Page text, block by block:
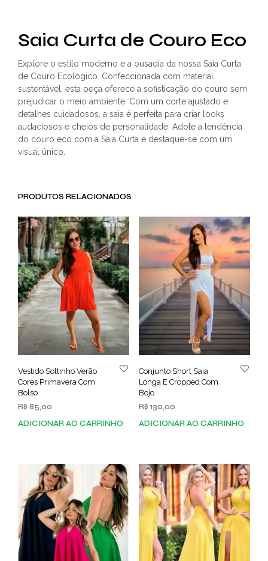
Saia Curta de Couro Eco
Explore o estilo moderno e a ousadia da nossa Saia Curta
de Couro Ecológico. Confeccionada com material
sustentável, esta peça oferece a sofisticação do couro sem
prejudicar o meio ambiente. Com um corte ajustado e
detalhes cuidadosos, a saia é perfeita para criar looks
audaciosos e cheios de personalidade. Adote a tendência
do couro eco com a Saia Curta e destaque-se com um
visual único.
PRODUTOS RELACIONADOS
Vestido Soltinho Verão
Cores Primavera Com
Bolso
R$ 85,00
ADICIONAR AO CARRINHO
Conjunto Short Saia
Longa E Cropped Com
Bojo
R$ 130,00
ADICIONAR AO CARRINHO